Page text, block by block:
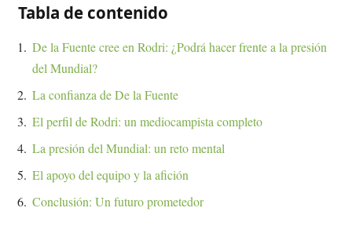
Tabla de contenido
De la Fuente cree en Rodri: ¿Podrá hacer frente a la presión
del Mundial?
La confianza de De la Fuente
El perfil de Rodri: un mediocampista completo
La presión del Mundial: un reto mental
El apoyo del equipo y la afición
Conclusión: Un futuro prometedor